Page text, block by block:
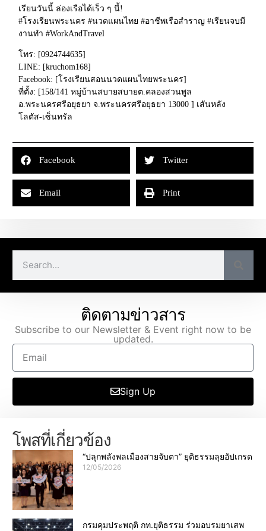
เรียนวันนี้ ล่องเรือได้เร็ว ๆ นี้!
#โรงเรียนพระนคร #นวดแผนไทย #อาชีพเรือสำราญ #เรียนจบมี
งานทำ #WorkAndTravel
โทร: [0924744635]
LINE: [kruchom168]
Facebook: [โรงเรียนสอนนวดแผนไทยพระนคร]
ที่ตั้ง: [158/141 หมู่บ้านสบายสบายต.คลองสวนพูล
อ.พระนครศรีอยุธยา จ.พระนครศรีอยุธยา 13000 ] เสันหลัง
โลตัส-เซ็นทรัล
Facebook Twitter
Email Print
ติดตามข่าวสาร
Subscribe to our Newsletter & Event right now to be
updated.
Sign Up
โพสที่เกี่ยวข้อง
“ปลุกพลังพลเมืองสายจับตา” ยุติธรรมลุยอัปเกรด
12/05/2026
กรมคุมประพฤติ กท.ยุติธรรม ร่วมอบรมยาเสพ